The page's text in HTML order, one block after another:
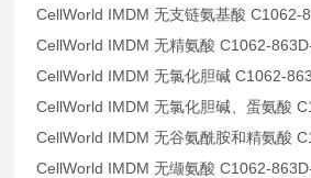
CellWorld IMDM 无支链氨基酸 C1062-
CellWorld IMDM 无精氨酸 C1062-
CellWorld IMDM 无氯化胆碱 C1062-
CellWorld IMDM 无氯化胆碱、蛋氨酸
CellWorld IMDM 无谷氨酰胺和精氨酸
CellWorld IMDM 无缬氨酸 C1062-